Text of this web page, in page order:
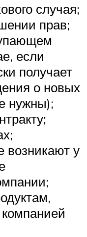
случая;
прав;
если
получает
о новых
нужны);
возникают у